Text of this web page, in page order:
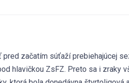
pred začatím súťaží prebiehajúcej
hlavičkou ZsFZ. Preto sa i zraky